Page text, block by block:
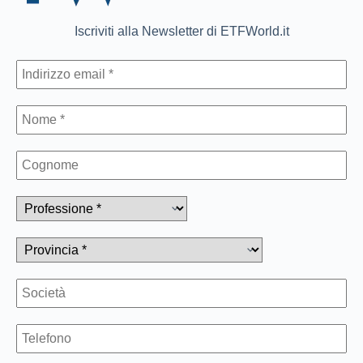
Iscriviti alla Newsletter di ETFWorld.it